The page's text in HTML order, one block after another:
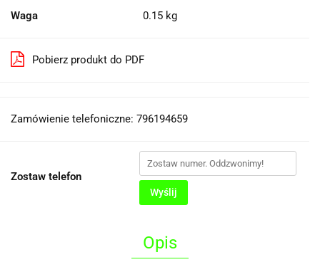
Waga 0.15 kg
Pobierz produkt do PDF
Zamówienie telefoniczne: 796194659
Zostaw telefon
Wyślij
Opis